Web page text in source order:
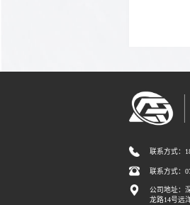
联系方式：
联系方式：
公司地址：
龙路14号远